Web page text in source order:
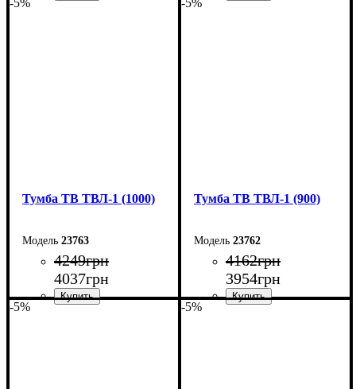
Тумба ТВ ТВЛ-1 (1000)
23763
4249грн
4037грн
Тумба ТВ ТВЛ-1 (900)
23762
4162грн
3954грн
-5% -5%